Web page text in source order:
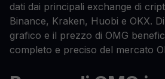
dati dai principali exchange di
Binance, Kraken, Huobi e OKX.
grafico e il prezzo di OMG
completo e preciso del mercato